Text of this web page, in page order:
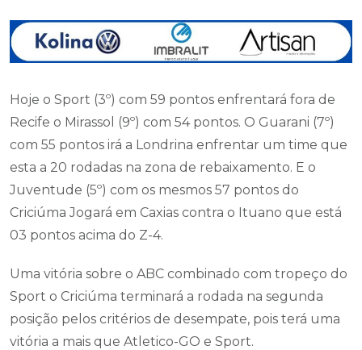
Hoje o Sport (3º) com 59 pontos enfrentará fora de
Recife o Mirassol (9º) com 54 pontos. O Guarani (7º)
com 55 pontos irá a Londrina enfrentar um time que
esta a 20 rodadas na zona de rebaixamento. E o
Juventude (5º) com os mesmos 57 pontos do
Criciúma Jogará em Caxias contra o Ituano que está
03 pontos acima do Z-4.
Uma vitória sobre o ABC combinado com tropeço do
Sport o Criciúma terminará a rodada na segunda
posição pelos critérios de desempate, pois terá uma
vitória a mais que Atletico-GO e Sport.